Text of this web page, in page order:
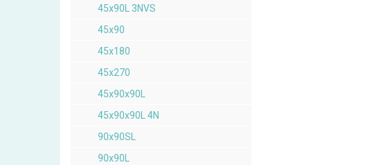
45x90L 3NVS
45x90
45x180
45x270
45x90x90L
45x90x90L 4N
90x90SL
90x90L